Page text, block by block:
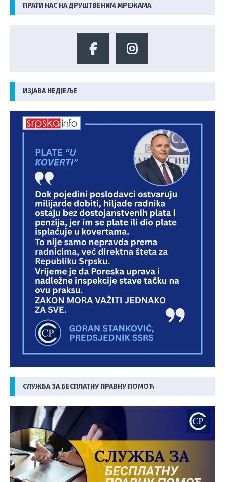
ПРАТИ НАС НА ДРУШТВЕНИМ МРЕЖАМА
ИЗЈАВА НЕДЈЕЉЕ
СЛУЖБА ЗА БЕСПЛАТНУ ПРАВНУ ПОМОЋ